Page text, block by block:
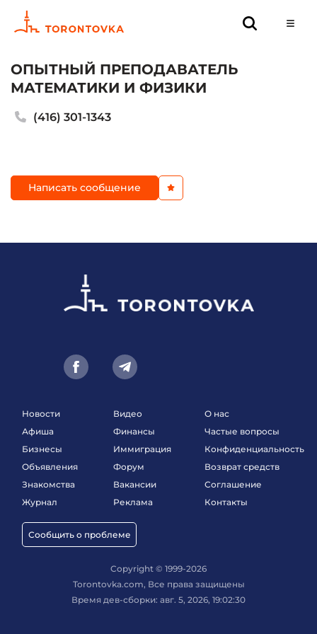
ОПЫТНЫЙ ПРЕПОДАВАТЕЛЬ
МАТЕМАТИКИ И ФИЗИКИ
(416) 301-1343
Написать сообщение
Новости
Афиша
Бизнесы
Объявления
Знакомства
Журнал
Сообщить о проблеме
Видео
Финансы
Иммиграция
Форум
Вакансии
Реклама
О нас
Частые вопросы
Конфиденциальность
Возврат средств
Соглашение
Контакты
Copyright © 1999-2026
Torontovka.com, Все права защищены
Время дев-сборки: авг. 5, 2026, 19:02:30